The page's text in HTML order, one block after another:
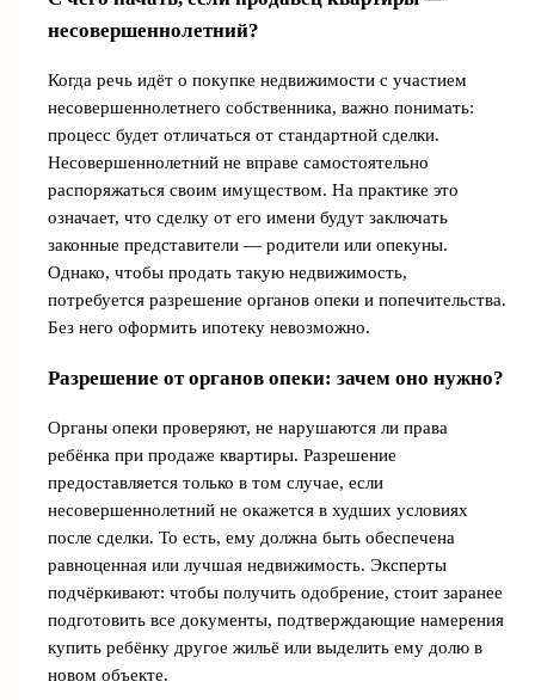
несовершеннолетний?
Когда речь идёт о покупке недвижимости с участием
несовершеннолетнего собственника, важно понимать:
процесс будет отличаться от стандартной сделки.
Несовершеннолетний не вправе самостоятельно
распоряжаться своим имуществом. На практике это
означает, что сделку от его имени будут заключать
законные представители — родители или опекуны.
Однако, чтобы продать такую недвижимость,
потребуется разрешение органов опеки и попечительства.
Без него оформить ипотеку невозможно.
Разрешение от органов опеки: зачем оно нужно?
Органы опеки проверяют, не нарушаются ли права
ребёнка при продаже квартиры. Разрешение
предоставляется только в том случае, если
несовершеннолетний не окажется в худших условиях
после сделки. То есть, ему должна быть обеспечена
равноценная или лучшая недвижимость. Эксперты
подчёркивают: чтобы получить одобрение, стоит заранее
подготовить все документы, подтверждающие намерения
купить ребёнку другое жильё или выделить ему долю в
новом объекте.